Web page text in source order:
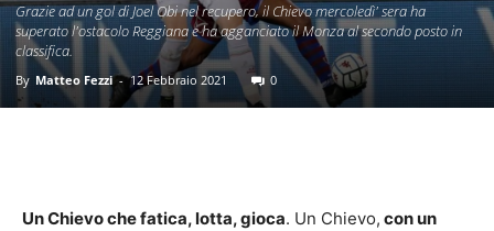
Grazie ad un gol di Joel Obi nel recupero, il Chievo mercoledì' sera ha
superato l'ostacolo Reggiana e ha agganciato il Monza al secondo posto in
classifica.
By Matteo Fezzi - 12 Febbraio 2021 0
Un Chievo che fatica, lotta, gioca. Un Chievo, con un